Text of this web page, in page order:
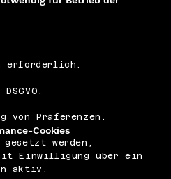
erforderlich.
von Präferenzen.
Cookies
werden,
Einwilligung über ein
aktiv.